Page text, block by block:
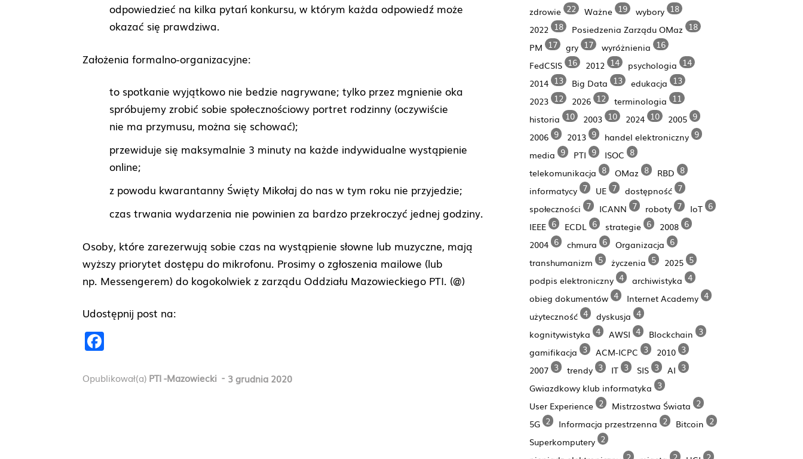
odpowiedzieć na kilka pytań konkursu, w którym każda odpowiedź może
okazać się prawdziwa.
Założenia formalno-organizacyjne:
to spotkanie wyjątkowo nie bedzie nagrywane; tylko przez mgnienie oka
spróbujemy zrobić sobie społecznościowy portret rodzinny (oczywiście
nie ma przymusu, można się schować);
przewiduje się maksymalnie 3 minuty na każde indywidualne wystąpienie
online;
z powodu kwarantanny Święty Mikołaj do nas w tym roku nie przyjedzie;
czas trwania wydarzenia nie powinien za bardzo przekroczyć jednej godziny.
Osoby, które zarezerwują sobie czas na wystąpienie słowne lub muzyczne, mają
wyższy priorytet dostępu do mikrofonu. Prosimy o zgłoszenia mailowe (lub
np. Messengerem) do kogokolwiek z zarządu Oddziału Mazowieckiego PTI. (@)
Udostępnij post na:
c
Opublikował(a) PTI -Mazowiecki - 3 grudnia 2020
zdrowie 22 Ważne 19 wybory 18
2022 18 Posiedzenia Zarządu OMaz 18
PM 17 gry 17 wyróżnienia 16
FedCSIS 16 2012 14 psychologia 14
2014 13 Big Data 13 edukacja 13
2023 12 2026 12 terminologia 11
historia 10 2003 10 2024 10 2005 9
2006 9 2013 9 handel elektroniczny 9
media 9 PTI 9 ISOC 8
telekomunikacja 8 OMaz 8 RBD 8
informatycy 7 UE 7 dostępność 7
społeczności 7 ICANN 7 roboty 7 IoT 6
IEEE 6 ECDL 6 strategie 6 2008 6
2004 6 chmura 6 Organizacja 6
transhumanizm 5 życzenia 5 2025 5
podpis elektroniczny 4 archiwistyka 4
obieg dokumentów 4 Internet Academy 4
użyteczność 4 dyskusja 4
kognitywistyka 4 AWSI 4 Blockchain 3
gamifikacja 3 ACM-ICPC 3 2010 3
2007 3 trendy 3 IT 3 SIS 3 AI 3
Gwiazdkowy klub informatyka 3
User Experience 2 Mistrzostwa Świata 2
5G 2 Informacja przestrzenna 2 Bitcoin 2
Superkomputery 2
2 2
2